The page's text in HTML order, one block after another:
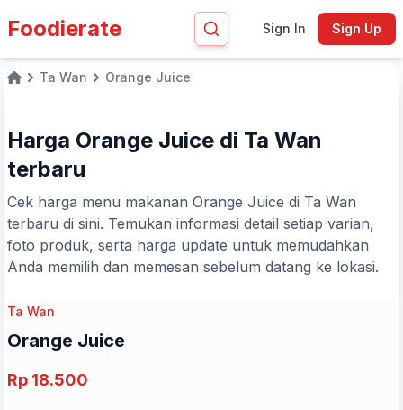
Foodierate Sign In Sign Up
Home Ta Wan Orange Juice
Harga Orange Juice di Ta Wan
terbaru
Cek harga menu makanan Orange Juice di Ta Wan
terbaru di sini. Temukan informasi detail setiap varian,
foto produk, serta harga update untuk memudahkan
Anda memilih dan memesan sebelum datang ke lokasi.
Ta Wan
Orange Juice
Rp 18.500